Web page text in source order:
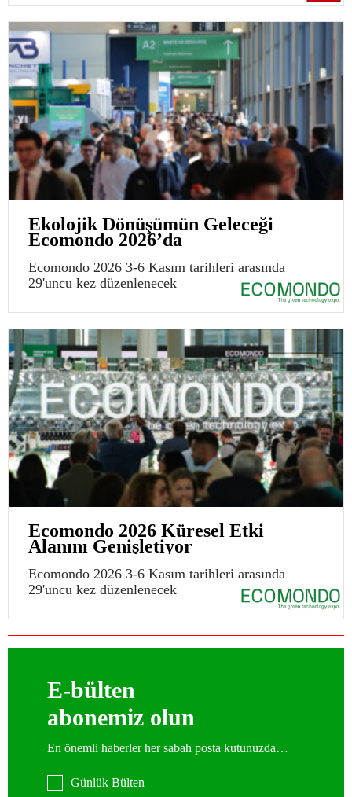
Ekolojik Dönüşümün Geleceği
Ecomondo 2026’da
Ecomondo 2026 3-6 Kasım tarihleri arasında
29'uncu kez düzenlenecek
Ecomondo 2026 Küresel Etki
Alanını Genişletiyor
Ecomondo 2026 3-6 Kasım tarihleri arasında
29'uncu kez düzenlenecek
E-bülten
abonemiz olun
En önemli haberler her sabah posta kutunuzda…
Günlük Bülten